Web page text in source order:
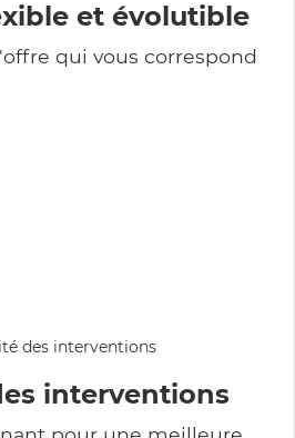
et évolutible
qui vous correspond
interventions